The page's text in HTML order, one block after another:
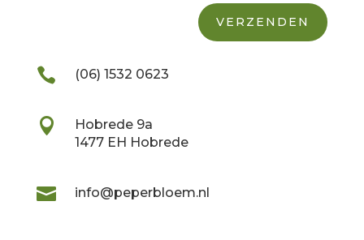
VERZENDEN
 (06) 1532 0623

Hobrede 9a
1477 EH Hobrede
 info@peperbloem.nl